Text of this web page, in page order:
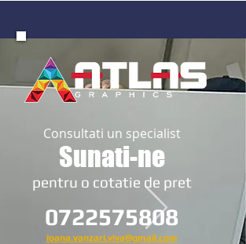
Consultati un specialist
Sunati-ne
​pentru o cotatie de pret
0722575808
ioana.vanzari.viva@gmail.com